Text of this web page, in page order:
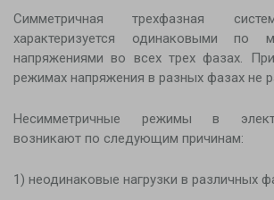
Отзывы
Сертификаты и
Охрана труда на
Новости
Контакты
Симметричная трехфазная
характеризуется одинаковыми
напряжениями во всех трех фазах.
режимах напряжения в разных фазах не
Несимметричные режимы в
возникают по следующим причинам:
1) неодинаковые нагрузки в различных